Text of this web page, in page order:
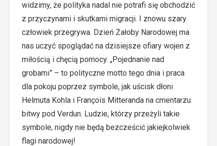
widzimy, że polityka nadal nie potrafi się obchodzić
z przyczynami i skutkami migracji. I znowu szary
człowiek przegrywa. Dzień Żałoby Narodowej ma
nas uczyć spoglądać na dzisiejsze ofiary wojen z
miłością i chęcią pomocy. „Pojednanie nad
grobami” – to polityczne motto tego dnia i praca
dla pokoju poprzez symbole, jak uścisk dłoni
Helmuta Kohla i François Mitteranda na cmentarzu
bitwy pod Verdun. Ludzie, którzy przeżyli takie
symbole, nigdy nie będą bezcześcić jakiejkolwiek
flagi narodowej!